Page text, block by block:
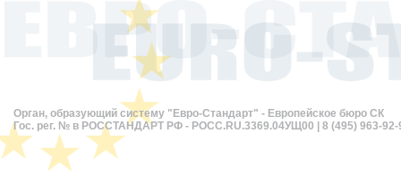
Орган, образующий систему "Евро-Стандарт" - Европейское бюро СК
Гос. рег. № в РОССТАНДАРТ РФ - РОСС.RU.3369.04УЩ00 | 8 (495) 963-92-